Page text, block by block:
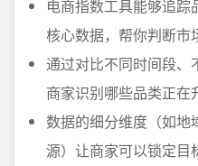
电商指数工具能够追
核心数据，帮你判断市
通过对比不同时间段、
商家识别哪些品类正在
数据的细分维度（如地
源）让商家可以锁定目